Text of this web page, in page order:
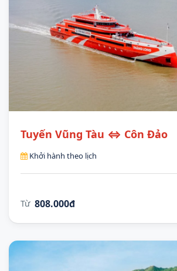
Tuyến Vũng Tàu ⇔ Côn Đảo
Khởi hành theo lịch
Từ 808.000đ